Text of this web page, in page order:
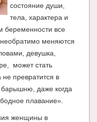
состояние души,
тела, характера и
беременности все
меняются
девушка,
может стать
превратится в
даже когда
плавание».
женщины в